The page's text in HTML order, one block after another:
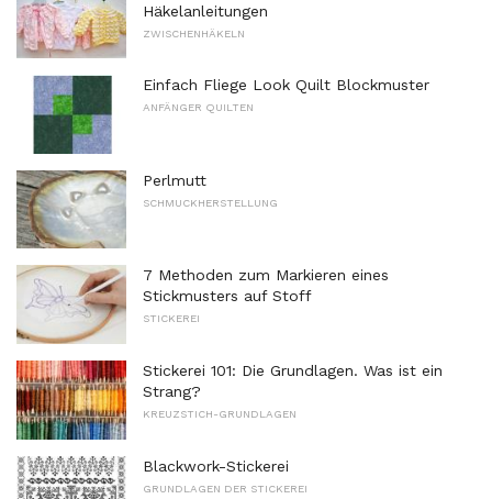
Häkelanleitungen
ZWISCHENHÄKELN
Einfach Fliege Look Quilt Blockmuster
ANFÄNGER QUILTEN
Perlmutt
SCHMUCKHERSTELLUNG
7 Methoden zum Markieren eines
Stickmusters auf Stoff
STICKEREI
Stickerei 101: Die Grundlagen. Was ist ein
Strang?
KREUZSTICH-GRUNDLAGEN
Blackwork-Stickerei
GRUNDLAGEN DER STICKEREI